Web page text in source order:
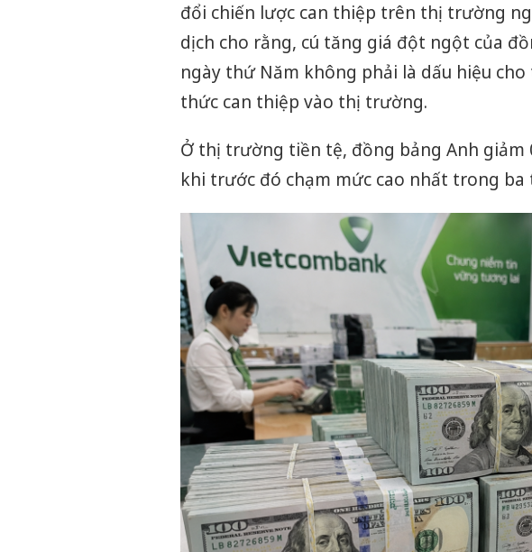
đổi chiến lược can thiệp trên thị trường
dịch cho rằng, cú tăng giá đột ngột của
ngày thứ Năm không phải là dấu hiệu
thức can thiệp vào thị trường.
Ở thị trường tiền tệ, đồng bảng Anh giảm
khi trước đó chạm mức cao nhất trong ba